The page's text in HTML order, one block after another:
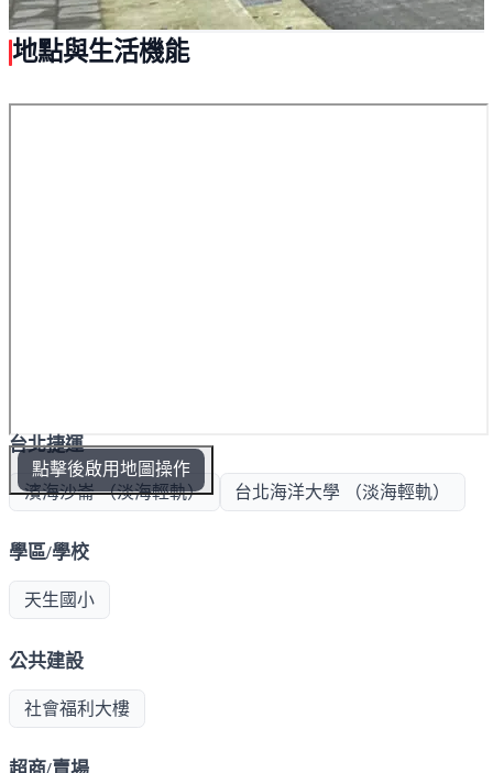
地點與生活機能
點擊後啟用地圖操作
台北捷運
濱海沙崙 （淡海輕軌） 台北海洋大學 （淡海輕軌）
學區/學校
天生國小
公共建設
社會福利大樓